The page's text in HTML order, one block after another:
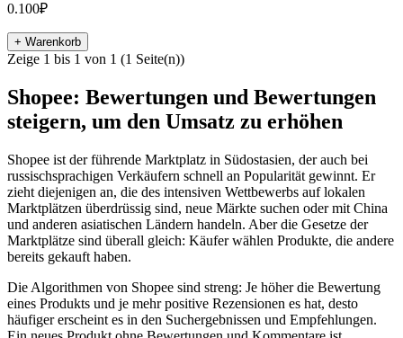
0.100₽
+ Warenkorb
Zeige 1 bis 1 von 1 (1 Seite(n))
Shopee: Bewertungen und Bewertungen
steigern, um den Umsatz zu erhöhen
Shopee ist der führende Marktplatz in Südostasien, der auch bei
russischsprachigen Verkäufern schnell an Popularität gewinnt. Er
zieht diejenigen an, die des intensiven Wettbewerbs auf lokalen
Marktplätzen überdrüssig sind, neue Märkte suchen oder mit China
und anderen asiatischen Ländern handeln. Aber die Gesetze der
Marktplätze sind überall gleich: Käufer wählen Produkte, die andere
bereits gekauft haben.
Die Algorithmen von Shopee sind streng: Je höher die Bewertung
eines Produkts und je mehr positive Rezensionen es hat, desto
häufiger erscheint es in den Suchergebnissen und Empfehlungen.